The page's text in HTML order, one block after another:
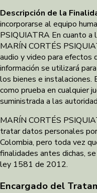
Descripción de la
incorporarse al equipo
PSIQUIATRA En cuanto a
MARÍN CORTÉS
audio y video para efectos
información se utilizará
los bienes e instalaciones.
como prueba en cualquier
suministrada a las
MARÍN CORTÉS
tratar datos personales
Colombia, pero toda vez
finalidades antes dichas,
ley 1581 de 2012.
Encargado del